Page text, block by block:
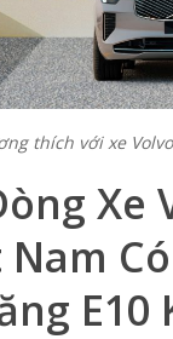
thích với xe
Xe
E10